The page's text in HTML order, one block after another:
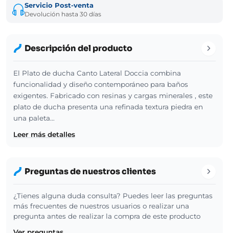
Servicio Post-venta
Devolución hasta 30 días
Descripción del producto
El Plato de ducha Canto Lateral Doccia combina
funcionalidad y diseño contemporáneo para baños
exigentes. Fabricado con resinas y cargas minerales , este
plato de ducha presenta una refinada textura piedra en
una paleta…
Leer más detalles
Preguntas de nuestros clientes
¿Tienes alguna duda consulta? Puedes leer las preguntas
más frecuentes de nuestros usuarios o realizar una
pregunta antes de realizar la compra de este producto